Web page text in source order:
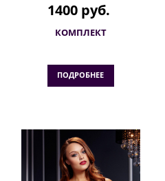
1400 руб.
КОМПЛЕКТ
ПОДРОБНЕЕ